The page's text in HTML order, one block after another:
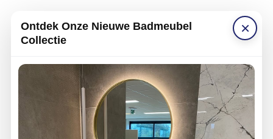
×
Ontdek Onze Nieuwe Badmeubel
Collectie